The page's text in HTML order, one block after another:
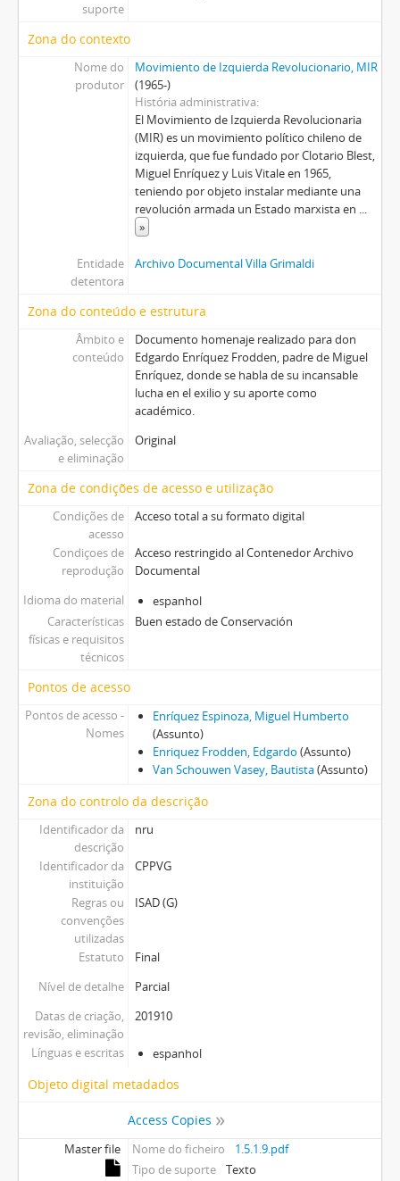
suporte
Zona do contexto
Nome do
produtor
Movimiento de Izquierda Revolucionario, MIR
(1965-)
História administrativa
El Movimiento de Izquierda Revolucionaria
(MIR) es un movimiento político chileno de
izquierda, que fue fundado por Clotario Blest,
Miguel Enríquez y Luis Vitale en 1965,
teniendo por objeto instalar mediante una
revolución armada un Estado marxista en ...
»
Entidade
detentora
Archivo Documental Villa Grimaldi
Zona do conteúdo e estrutura
Âmbito e
conteúdo
Documento homenaje realizado para don
Edgardo Enríquez Frodden, padre de Miguel
Enríquez, donde se habla de su incansable
lucha en el exilio y su aporte como
académico.
Avaliação, selecção
e eliminação
Original
Zona de condições de acesso e utilização
Condições de
acesso
Acceso total a su formato digital
Condiçoes de
reprodução
Acceso restringido al Contenedor Archivo
Documental
Idioma do material
espanhol
Características
físicas e requisitos
técnicos
Buen estado de Conservación
Pontos de acesso
Pontos de acesso -
Nomes
Enríquez Espinoza, Miguel Humberto
(Assunto)
Enriquez Frodden, Edgardo (Assunto)
Van Schouwen Vasey, Bautista(Assunto)
Zona do controlo da descrição
Identificador da
descrição
nru
Identificador da
instituição
CPPVG
Regras ou
convenções
utilizadas
ISAD (G)
Estatuto
Final
Nível de detalhe
Parcial
Datas de criação,
revisão, eliminação
201910
Línguas e escritas espanhol
Objeto digital metadados
Access Copies
Master file Nome do ficheiro
1.5.1.9.pdf
Tipo de suporte
Texto